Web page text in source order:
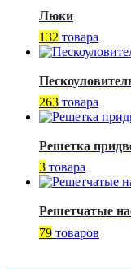
Люки
132 товара
263 товара
Решетка
3 товара
Решетчатые
79 товаров